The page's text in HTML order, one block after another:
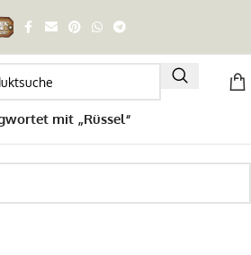
mit „Rüssel“